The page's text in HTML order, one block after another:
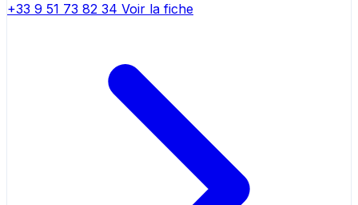
+33 9 51 73 82 34 Voir la fiche